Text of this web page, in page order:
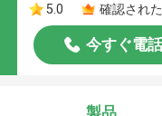
5.0
確認され
今すぐ電